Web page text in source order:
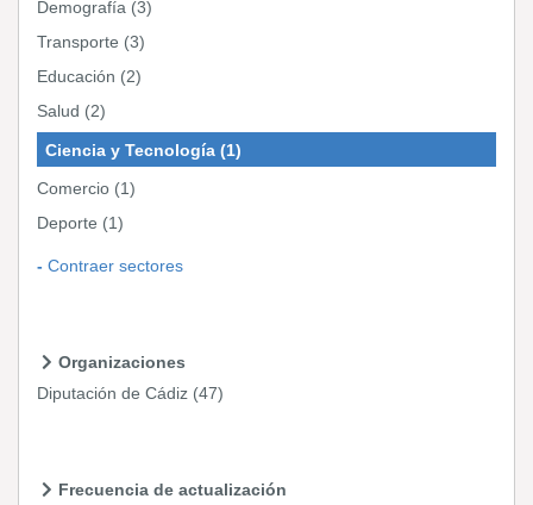
Demografía (3)
Transporte (3)
Educación (2)
Salud (2)
Ciencia y Tecnología (1)
Comercio (1)
Deporte (1)
Contraer sectores
Organizaciones
Diputación de Cádiz (47)
Frecuencia de actualización